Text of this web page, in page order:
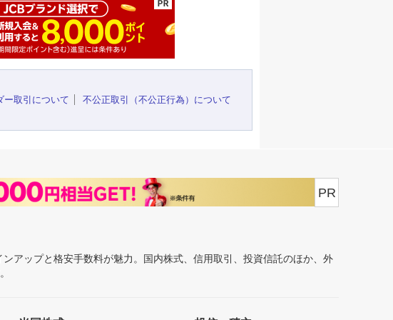
ー取引について
不公正取引（不公正行為）について
PR
アップと格安手数料が魅力。国内株式、信用取引、投資信託のほか、外